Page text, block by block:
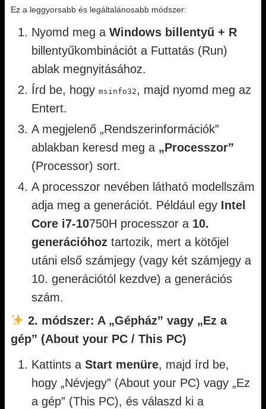
Ez a leggyorsabb és legáltalánosabb módszer:
Nyomd meg a Windows billentyű + R
billentyűkombinációt a Futtatás (Run)
ablak megnyitásához.
Írd be, hogy msinfo32, majd nyomd meg az
Entert.
A megjelenő „Rendszerinformációk”
ablakban keresd meg a „Processzor”
(Processor) sort.
A processzor nevében látható modellszám
adja meg a generációt. Például egy Intel
Core i7-10750H processzor a 10.
generációhoz tartozik, mert a kötőjel
utáni első számjegy (vagy két számjegy a
10. generációtól kezdve) a generációs
szám.
2. módszer: A „Gépház” vagy „Ez a
gép” (About your PC / This PC)
Kattints a Start menüre, majd írd be,
hogy „Névjegy” (About your PC) vagy „Ez
a gép” (This PC), és válaszd ki a